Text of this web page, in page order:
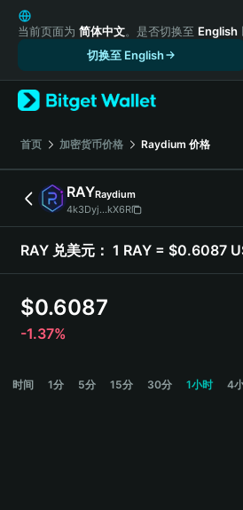
English
日本語
Русский
Español (Latinoamérica)
Türkçe
Italiano
Deutsch
简体中文
繁體中文
Português (Portugal)
हिन्दी
Español (Argentina)
当前页面为 简体中文。是否切换至 English
切换至 English
首页 加密货币价格 Raydium 价格
RAYRaydium
4k3Dyj...kX6R
RAY 兑美元： 1 RAY = $0.6087
$0.6087
-1.37%
时间 1分 5分 15分 30分 1小时 4